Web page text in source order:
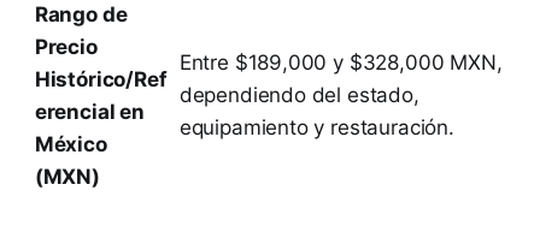
Rango de
Precio
Histórico/Ref
erencial en
México
(MXN)
Entre $189,000 y $328,000 MXN,
dependiendo del estado,
equipamiento y restauración.